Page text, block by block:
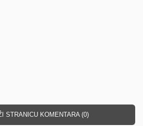
STRANICU KOMENTARA (0)